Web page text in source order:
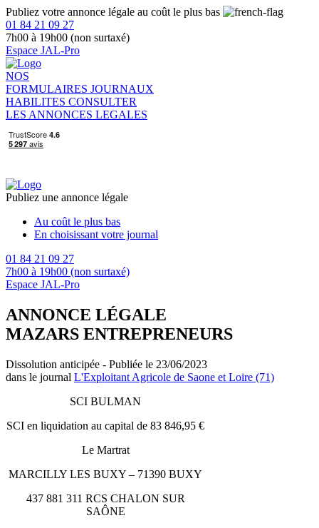
Publiez votre annonce légale au coût le plus bas
01 84 21 09 27
7h00 à 19h00 (non surtaxé)
Espace JAL-Pro
NOS
FORMULAIRES JOURNAUX
HABILITES CONSULTER
LES ANNONCES LEGALES
Publiez une annonce légale
Au coût le plus bas
En choisissant votre journal
01 84 21 09 27
7h00 à 19h00 (non surtaxé)
Espace JAL-Pro
ANNONCE LÉGALE
MAZARS ENTREPRENEURS
Dissolution anticipée - Publiée le 23/06/2023
dans le journal L'Exploitant Agricole de Saone et Loire (71)
SCI BULMAN
SCI en liquidation au capital de 83 846,95 €
Le Martrat
MARCILLY LES BUXY – 71390 BUXY
437 881 311 RCS CHALON SUR
SAÔNE